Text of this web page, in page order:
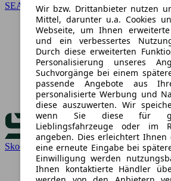
Wir bzw. Drittanbieter nutzen
Mittel, darunter u.a. Cookies
Webseite, um Ihnen
und ein verbessertes
Durch diese erweiterten
Personalisierung unseres
Suchvorgänge bei einem
passende Angebote aus
personalisierte Werbung und
diese auszuwerten. Wir
wenn Sie diese für
Lieblingsfahrzeuge oder im
angeben. Dies erleichtert
eine erneute Eingabe bei
Einwilligung werden
Ihnen kontaktierte Händler
SEAT
Skoda